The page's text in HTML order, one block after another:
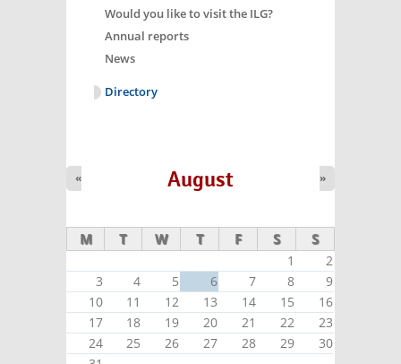
Would you like to visit the ILG?
Annual reports
News
Directory
August
« »
M T W T F S S
1
2
3
4 5 6 7 8
9
10
11 12 13 14 15
16
17
18 19 20 21 22
23
24
25 26 27 28 29
30